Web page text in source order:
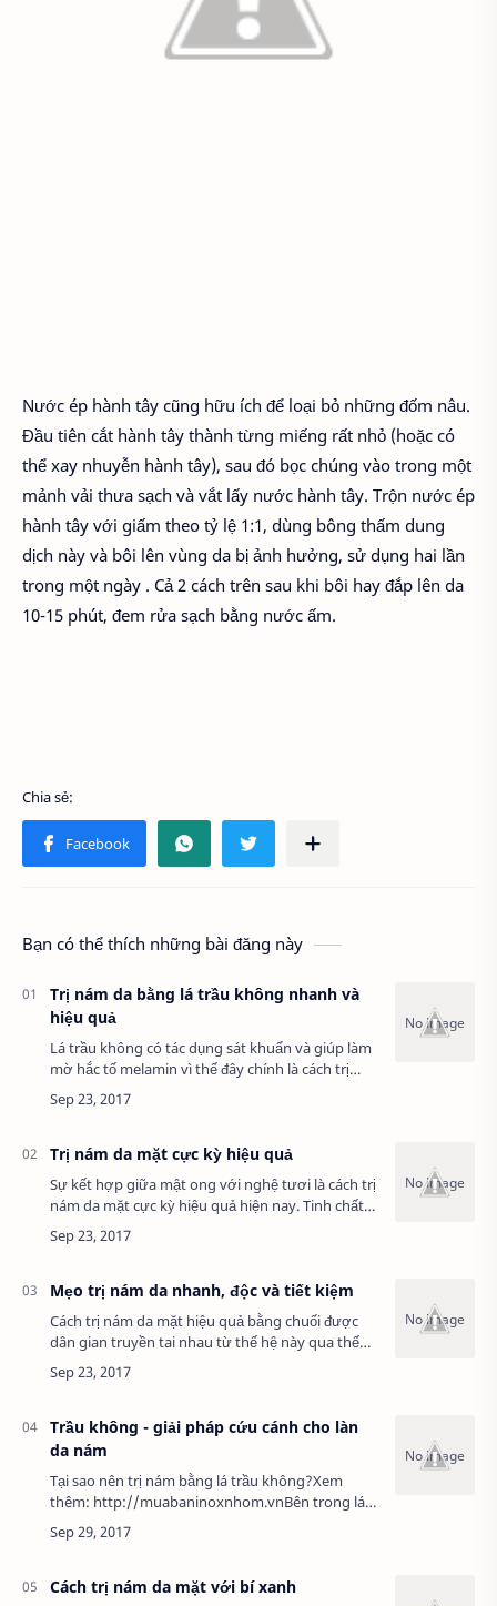
Nước ép hành tây cũng hữu ích để loại bỏ những đốm nâu.
Đầu tiên cắt hành tây thành từng miếng rất nhỏ (hoặc có
thể xay nhuyễn hành tây), sau đó bọc chúng vào trong một
mảnh vải thưa sạch và vắt lấy nước hành tây. Trộn nước ép
hành tây với giấm theo tỷ lệ 1:1, dùng bông thấm dung
dịch này và bôi lên vùng da bị ảnh hưởng, sử dụng hai lần
trong một ngày . Cả 2 cách trên sau khi bôi hay đắp lên da
10-15 phút, đem rửa sạch bằng nước ấm.
Bạn có thể thích những bài đăng này
Trị nám da bằng lá trầu không nhanh và
hiệu quả
Lá trầu không có tác dụng sát khuẩn và giúp làm
mờ hắc tố melamin vì thế đây chính là cách trị
nám da, giúp sáng da nhanh chóng. Tuy nhiên,
sử dụng trầu không nếu không đúng cách r…
Trị nám da mặt cực kỳ hiệu quả
Sự kết hợp giữa mật ong với nghệ tươi là cách trị
nám da mặt cực kỳ hiệu quả hiện nay. Tinh chất
cucurmin trong nghệ và dưỡng chất stilac trong
mật ong làm ức chế các melamin giúp …
Mẹo trị nám da nhanh, độc và tiết kiệm
Cách trị nám da mặt hiệu quả bằng chuối được
dân gian truyền tai nhau từ thế hệ này qua thế
hệ khác, và cho đến nay nó vẫn luôn được nhiều
chị em phụ nữ sử dụng vì tính hiệu quả, đ…
Trầu không - giải pháp cứu cánh cho làn
da nám
Tại sao nên trị nám bằng lá trầu không?Xem
thêm: http://muabaninoxnhom.vnBên trong lá
trầu chứa nhiều muối khoáng, nước, các chất xơ,
protein, carbohydrate cùng nhiều khoáng c…
Cách trị nám da mặt với bí xanh